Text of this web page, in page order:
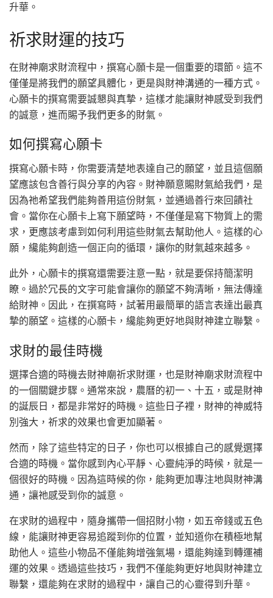
升華。
祈求財運的技巧
在財神廟求財流程中，撰寫心願卡是一個重要的環節。這不
僅僅是將我們的願望具體化，更是與財神溝通的一種方式。
心願卡的撰寫需要誠懇與真摯，這樣才能讓財神感受到我們
的誠意，進而賜予我們更多的財氣。
如何撰寫心願卡
撰寫心願卡時，你需要清楚地表達自己的願望，並且這個願
望應該包含善行與分享的內容。財神願意賜財氣給我們，是
因為祂希望我們能夠善用這份財氣，並通過善行來回饋社
會。當你在心願卡上寫下願望時，不僅僅是寫下物質上的需
求，更應該考慮到如何利用這些財氣去幫助他人。這樣的心
願，纔能夠創造一個正向的循環，讓你的財氣越來越多。
此外，心願卡的撰寫還需要注意一點，就是要保持簡潔明
瞭。過於冗長的文字可能會讓你的願望不夠清晰，無法傳達
給財神。因此，在撰寫時，試著用最簡單的語言表達出最真
摯的願望。這樣的心願卡，纔能夠更好地與財神建立聯繫。
求財的最佳時機
選擇合適的時機去財神廟祈求財運，也是財神廟求財流程中
的一個關鍵步驟。通常來說，農曆的初一、十五，或是財神
的誕辰日，都是非常好的時機。這些日子裡，財神的神威特
別強大，祈求的效果也會更加顯著。
然而，除了這些特定的日子，你也可以根據自己的感覺選擇
合適的時機。當你感到內心平靜、心靈純淨的時候，就是一
個很好的時機。因為這時候的你，能夠更加專注地與財神溝
通，讓祂感受到你的誠意。
在求財的過程中，隨身攜帶一個招財小物，如五帝錢或五色
線，能讓財神更容易追蹤到你的位置，並知道你在積極地幫
助他人。這些小物品不僅能夠增強氣場，還能夠達到轉運補
運的效果。透過這些技巧，我們不僅能夠更好地與財神建立
聯繫，還能夠在求財的過程中，讓自己的心靈得到升華。